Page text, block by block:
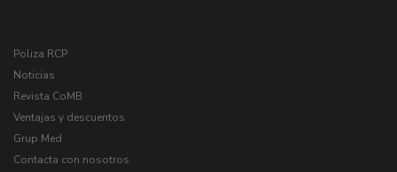
Poliza RCP
Noticias
Revista CoMB
Ventajas y descuentos
Grup Med
Contacta con nosotros